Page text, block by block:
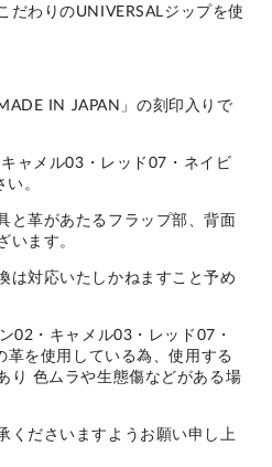
だわりのUNIVERSALジップを使
IN JAPAN」の刻印入りで
ャメル03・レッド07・ネイビ
。
と革があたるフラップ部、背面
います。
は対応いたしかねますこと予め
02・キャメル03・レッド07・
を使用している為、使用する
り 色ムラや生態傷などがある場
くださいますようお願い申し上